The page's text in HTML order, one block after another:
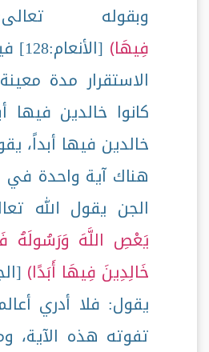
وبقوله
فِيهَا
الاستقرار مدة
كانوا خالدين فيها
خالدين فيها أبداً،
هناك آية واحدة
الجن يقول الله
يَعْصِ اللَّهَ وَرَسُولَهُ
خَالِدِينَ فِيهَا أَبَدًا
يقول: فلا أدري
تفوته هذه الآية،